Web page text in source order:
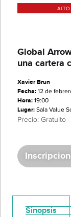
ALTO
​​Global
una cartera
Xavier Brun
Fecha:12 de
Hora:19:00
Lugar:Sala Value
Precio: Gratuito
Sinopsis